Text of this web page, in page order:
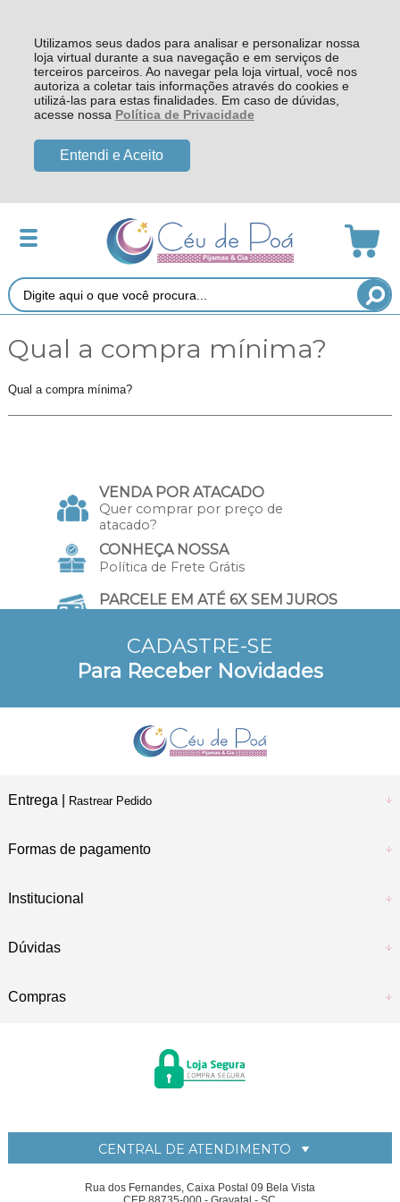
Utilizamos seus dados para analisar e personalizar nossa
loja virtual durante a sua navegação e em serviços de
terceiros parceiros. Ao navegar pela loja virtual, você nos
autoriza a coletar tais informações através do cookies e
utilizá-las para estas finalidades. Em caso de dúvidas,
acesse nossa Política de Privacidade
Entendi e Aceito
Qual a compra mínima?
Qual a compra mínima?
VENDA POR ATACADO
Quer comprar por preço de
atacado?
CONHEÇA NOSSA
Política de Frete Grátis
PARCELE EM ATÉ 6X SEM JUROS
10% DE DESCONTO
a vista no Pix e Boleto
CADASTRE-SE
Para Receber Novidades
Entrega | Rastrear Pedido
Formas de pagamento
Institucional
Dúvidas
Compras
CENTRAL DE ATENDIMENTO
Rua dos Fernandes, Caixa Postal 09 Bela Vista